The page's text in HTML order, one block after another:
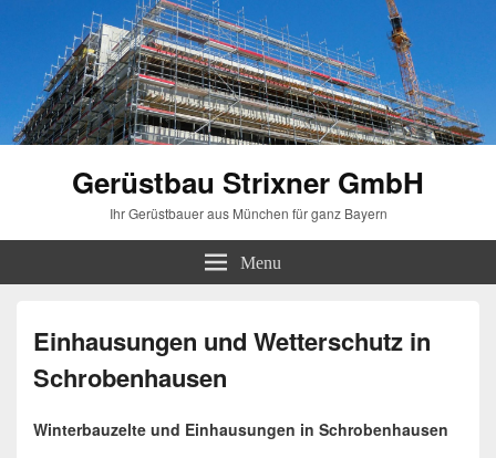
Gerüstbau Strixner GmbH
Ihr Gerüstbauer aus München für ganz Bayern
Menu
Einhausungen und Wetterschutz in
Schrobenhausen
Winterbauzelte und Einhausungen in Schrobenhausen